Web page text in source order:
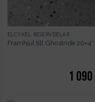
ELCYKEL RESERVDELAR
Framhjul till Ghostride 20×4″
1 090